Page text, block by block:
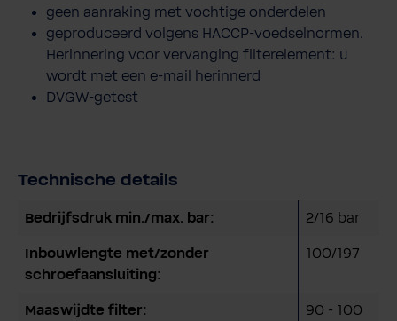
geen aanraking met vochtige onderdelen
geproduceerd volgens HACCP-voedselnormen.
Herinnering voor vervanging filterelement: u
wordt met een e-mail herinnerd
DVGW-getest
Technische details
Bedrijfsdruk min./max. bar: 2/16 bar
Inbouwlengte met/zonder
schroefaansluiting:
100/197
Maaswijdte filter:
90 - 100